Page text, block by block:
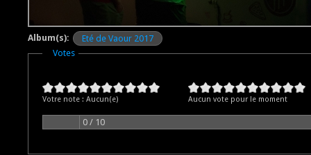
Album(s):
Eté de Vaour 2017
Masquer
Votes
Votre note : Aucun(e) Aucun vote pour le moment
0 / 10